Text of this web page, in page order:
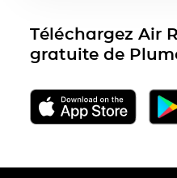
Téléchargez Air
gratuite de